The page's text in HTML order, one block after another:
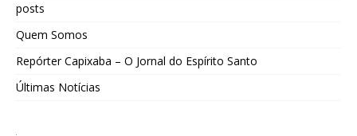
posts
Quem Somos
Repórter Capixaba – O Jornal do Espírito Santo
Últimas Notícias